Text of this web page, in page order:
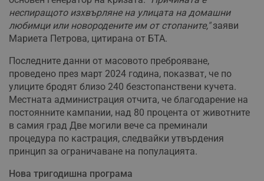
неспиращото изхвърляне на улицата на домашни
любимци или новородените им от стопаните,"заяви
Мариета Петрова, цитирана от БТА.
Последните данни от масовото преброяване,
проведено през март 2024 година, показват, че по
улиците бродят близо 240 безстопанствени кучета.
Местната администрация отчита, че благодарение на
постоянните кампании, над 80 процента от животните
в самия град Две могили вече са преминали
процедура по кастрация, следвайки утвърдения
принцип за ограничаване на популацията.
Нова тригодишна програма